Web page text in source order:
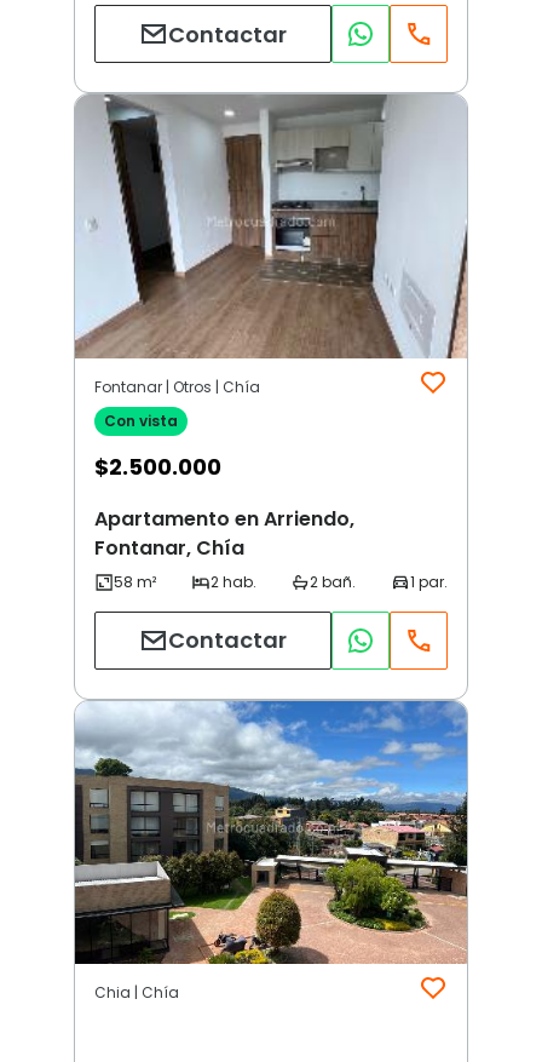
Contactar
Fontanar | Otros | Chía
Con vista
$2.500.000
Apartamento en Arriendo,
Fontanar, Chía
Contactar
Chia | Chía